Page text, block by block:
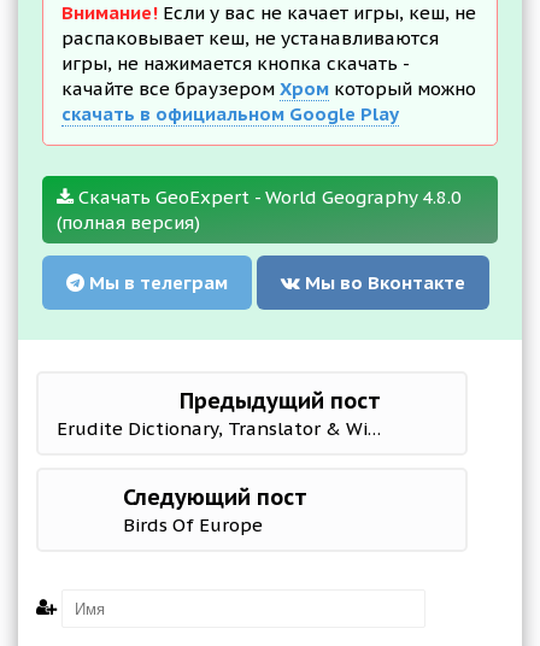
Внимание! Если у вас не качает игры, кеш, не
распаковывает кеш, не устанавливаются
игры, не нажимается кнопка скачать -
качайте все браузером Хром который можно
скачать в официальном Google Play
Скачать GeoExpert - World Geography 4.8.0
(полная версия)
Мы в телеграм Мы во Вконтакте
Предыдущий пост
Erudite Dictionary, Translator & Widget
Следующий пост
Birds Of Europe